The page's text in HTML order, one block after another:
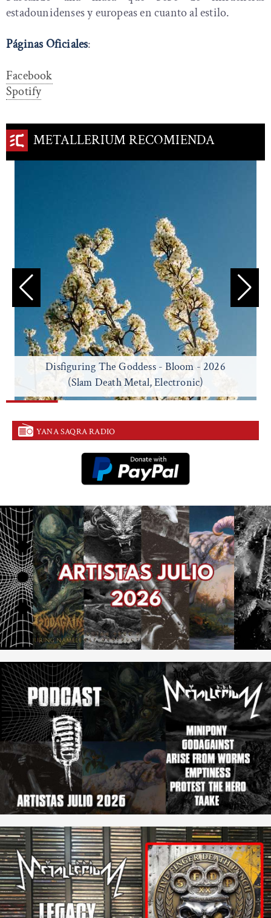
estadounidenses y europeas en cuanto al estilo.
Páginas Oficiales:
Facebook
Spotify
METALLERIUM RECOMIENDA
Disfiguring The Goddess - Bloom - 2026
(Slam Death Metal, Electronic)
YANA SAQRA RADIO